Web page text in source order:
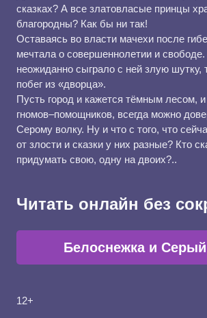
сказках? А все златовласые принцы
благородны? Как бы ни так!
Оставаясь во власти мачехи после
мечтала о совершеннолетии и
неожиданно сыграло с ней злую шутку,
побег из «дворца».
Пусть город и кажется тёмным лесом,
гномов–помощников, всегда можно
Серому волку. Ну и что с того, что
от злости и сказки у них разные? Кто
придумать свою, одну на двоих?..
Читать онлайн без
Белоснежка и
12+